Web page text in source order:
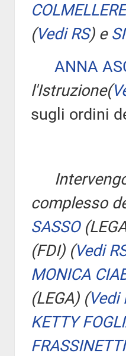
COLMELLERE
(Vedi RS)e
ANNA
l'Istruzione(
sugli ordini
complesso
SASSO
(FDI) (Vedi
MONICA
(LEGA) (Vedi
KETTY
FRASSINETTI